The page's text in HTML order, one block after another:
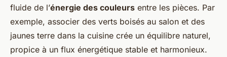
fluide de l’énergie des couleurs entre les pièces. Par
exemple, associer des verts boisés au salon et des
jaunes terre dans la cuisine crée un équilibre naturel,
propice à un flux énergétique stable et harmonieux.